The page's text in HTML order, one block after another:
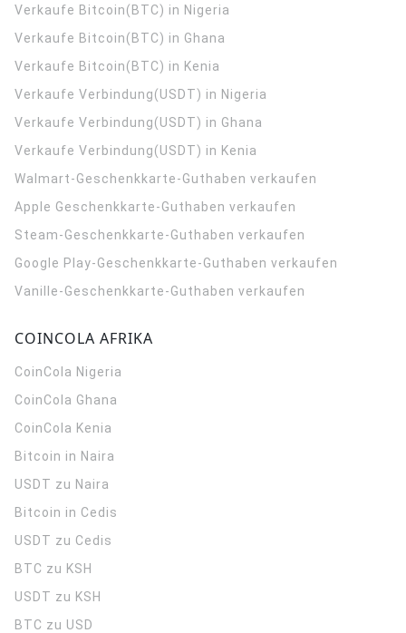
Verkaufe Bitcoin(BTC) in Nigeria
Verkaufe Bitcoin(BTC) in Ghana
Verkaufe Bitcoin(BTC) in Kenia
Verkaufe Verbindung(USDT) in Nigeria
Verkaufe Verbindung(USDT) in Ghana
Verkaufe Verbindung(USDT) in Kenia
Walmart-Geschenkkarte-Guthaben verkaufen
Apple Geschenkkarte-Guthaben verkaufen
Steam-Geschenkkarte-Guthaben verkaufen
Google Play-Geschenkkarte-Guthaben verkaufen
Vanille-Geschenkkarte-Guthaben verkaufen
COINCOLA AFRIKA
CoinCola Nigeria
CoinCola Ghana
CoinCola Kenia
Bitcoin in Naira
USDT zu Naira
Bitcoin in Cedis
USDT zu Cedis
BTC zu KSH
USDT zu KSH
BTC zu USD